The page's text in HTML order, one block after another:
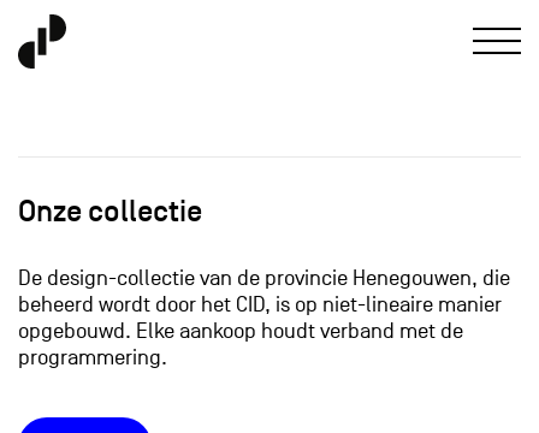
Onze collectie
De design-collectie van de provincie Henegouwen, die
beheerd wordt door het CID, is op niet-lineaire manier
opgebouwd. Elke aankoop houdt verband met de
programmering.